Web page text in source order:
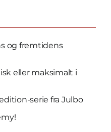
og fremtidens
eller maksimalt i
serie fra Julbo